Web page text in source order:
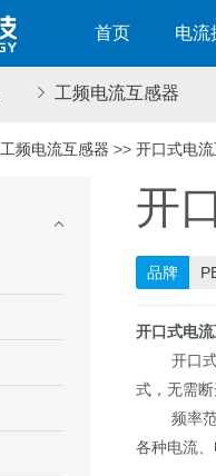
首页 电流
工频电流互感器
工频电流互感器 >> 开口式电
开
品牌
开口式电
开口式电
式，无需
频率范围
各种电流、